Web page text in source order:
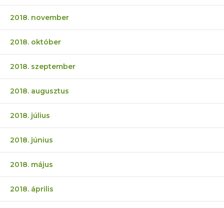
2018. november
2018. október
2018. szeptember
2018. augusztus
2018. július
2018. június
2018. május
2018. április